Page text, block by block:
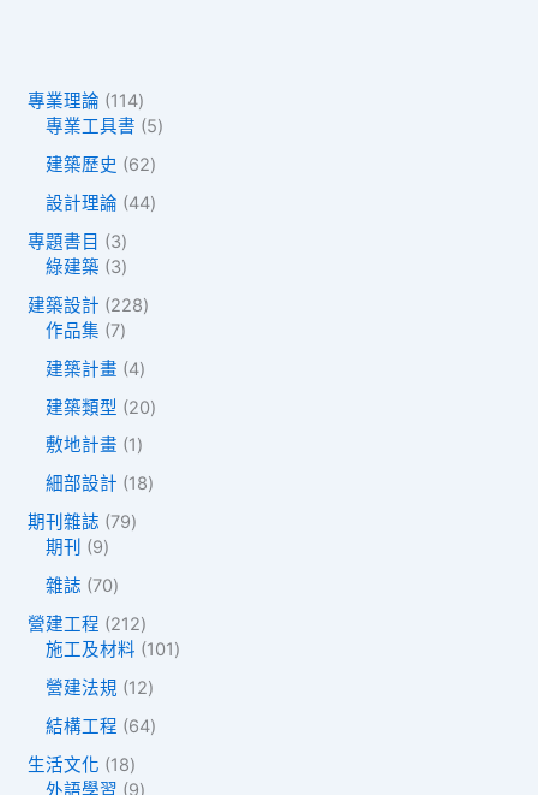
專業理論 1141
1
個
產
專業工具書 55
建築歷史 626
個
設計理論 444
專題書目 33
個
品
綠建築 33
產
品
建築設計 2282
個
產
作品集 77
產
品
建築計畫 44
產
品
建築類型 202
產
敷地計畫 11
產
品
細部設計 181
期刊雜誌 797
品
期刊 99
產
品
雜誌 707
個
產
品
營建工程 2122
1
個
產
施工及材料 1011
營建法規 121
個
結構工程 646
生活文化 181
8
外語學習 99